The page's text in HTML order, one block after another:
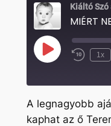
Kiáltó Szó
MIÉRT
Play
Episode Rewind
1x
SHARE
A legnagyobb
kaphat az ő